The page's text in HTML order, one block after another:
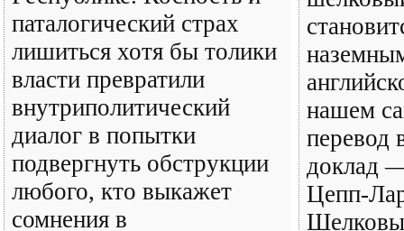
паталогический страх
лишиться хотя бы толики
власти превратили
внутриполитический
диалог в попытки
подвергнуть обструкции
любого, кто выкажет
сомнения в
нашем
перевод
доклад
Цепп-